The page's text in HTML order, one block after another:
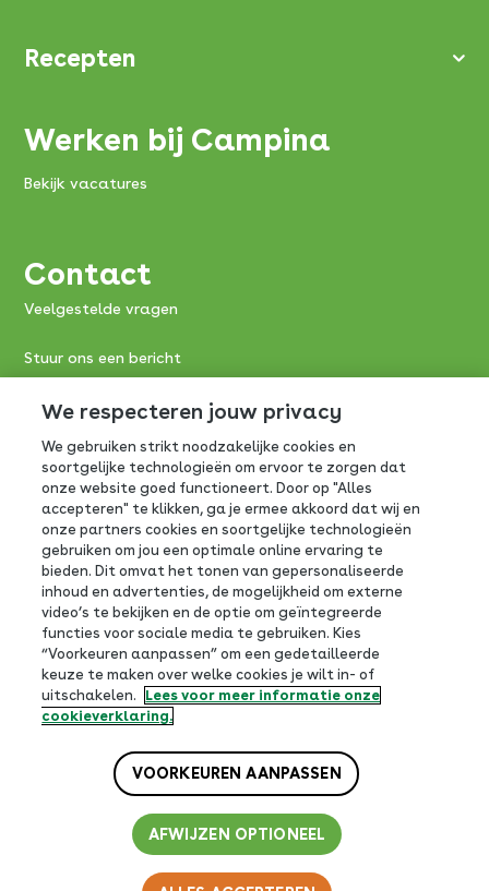
Recepten
Werken bij Campina
Bekijk vacatures
Contact
Veelgestelde vragen
Stuur ons een bericht
Consumentenservice FrieslandCampina:
0800-0765
Antwoordnummer 390
3800 VB Amersfoort
Volg ons op social
Cookiebeleid
Website-voorwaarden
We respecteren jouw privacy
We gebruiken strikt noodzakelijke cookies en
soortgelijke technologieën om ervoor te zorgen dat
onze website goed functioneert. Door op "Alles
accepteren" te klikken, ga je ermee akkoord dat wij en
onze partners cookies en soortgelijke technologieën
gebruiken om jou een optimale online ervaring te
bieden. Dit omvat het tonen van gepersonaliseerde
inhoud en advertenties, de mogelijkheid om externe
video’s te bekijken en de optie om geïntegreerde
functies voor sociale media te gebruiken. Kies
“Voorkeuren aanpassen” om een gedetailleerde
keuze te maken over welke cookies je wilt in- of
uitschakelen.
Lees voor meer informatie onze
cookieverklaring.
VOORKEUREN AANPASSEN
AFWIJZEN OPTIONEEL